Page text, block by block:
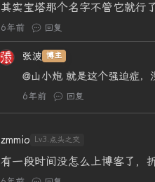
其实宝塔那个名字不管它就行
6年前 回复
张波 博主
@山小炮 就是这个强迫症，
6年前 回复
zmmio Lv3.点头之交
有一段时间没怎么上博客了，